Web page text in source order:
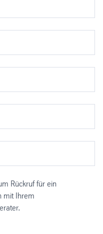
Rückruf für ein
mit Ihrem